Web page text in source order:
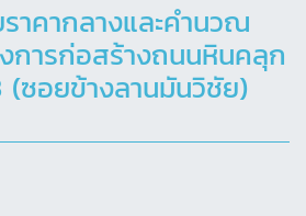
าคากลางและคำนวณ
การก่อสร้างถนนหินคลุก
ซอยข้างลานมันวิชัย)